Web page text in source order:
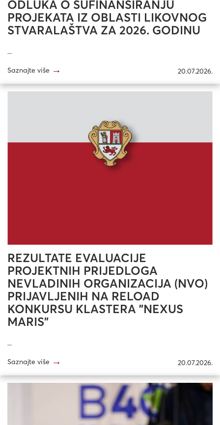
ODLUKA O SUFINANSIRANJU
PROJEKATA IZ OBLASTI LIKOVNOG
STVARALAŠTVA ZA 2026. GODINU
...
Saznajte više → 20.07.2026.
REZULTATE EVALUACIJE
PROJEKTNIH PRIJEDLOGA
NEVLADINIH ORGANIZACIJA (NVO)
PRIJAVLJENIH NA RELOAD
KONKURSU KLASTERA "NEXUS
MARIS"
...
Saznajte više → 20.07.2026.